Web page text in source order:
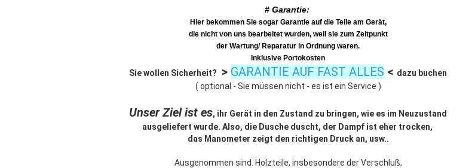
# Garantie:
Hier bekommen Sie sogar Garantie auf die Teile am Gerät,
die nicht von uns bearbeitet wurden, weil sie zum Zeitpunkt
der Wartung/ Reparatur in Ordnung waren.
Inklusive Portokosten
Sie wollen Sicherheit? > GARANTIE AUF FAST ALLES < dazu buchen
( optional - Sie müssen nicht - es ist ein Service )
Unser Ziel ist es, ihr Gerät in den Zustand zu bringen, wie es im Neuzustand
ausgeliefert wurde. Also, die Dusche duscht, der Dampf ist eher trocken,
das Manometer zeigt den richtigen Druck an, usw..
Ausgenommen sind. Holzteile, insbesondere der Verschluß,